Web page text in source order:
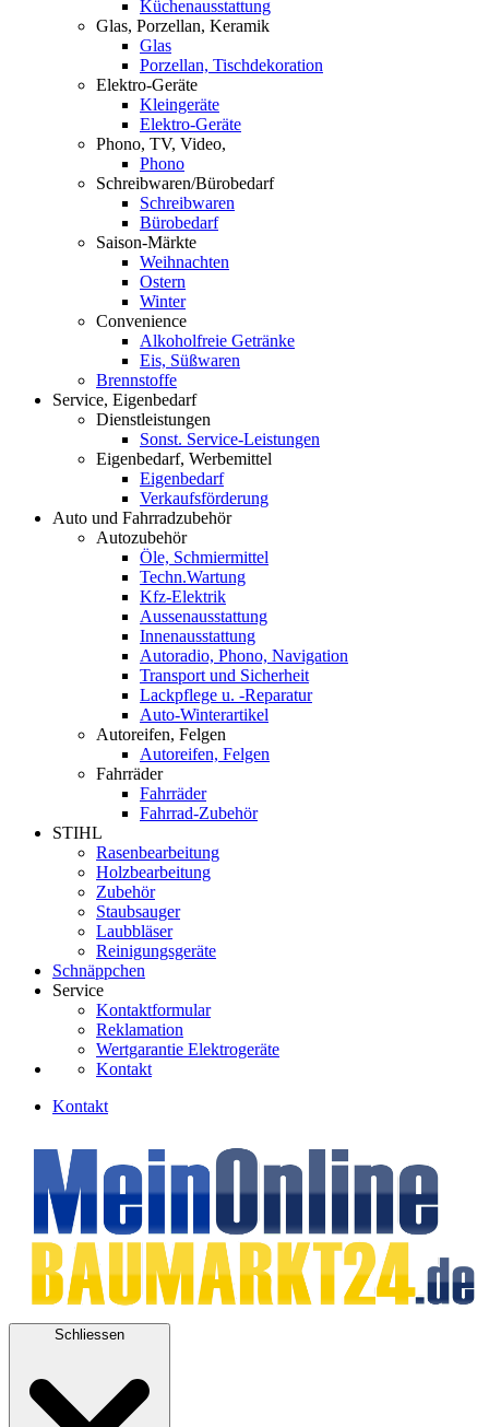
Küchenausstattung
Glas, Porzellan, Keramik
Glas
Porzellan, Tischdekoration
Elektro-Geräte
Kleingeräte
Elektro-Geräte
Phono, TV, Video,
Phono
Schreibwaren/Bürobedarf
Schreibwaren
Bürobedarf
Saison-Märkte
Weihnachten
Ostern
Winter
Convenience
Alkoholfreie Getränke
Eis, Süßwaren
Brennstoffe
Service, Eigenbedarf
Dienstleistungen
Sonst. Service-Leistungen
Eigenbedarf, Werbemittel
Eigenbedarf
Verkaufsförderung
Auto und Fahrradzubehör
Autozubehör
Öle, Schmiermittel
Techn.Wartung
Kfz-Elektrik
Aussenausstattung
Innenausstattung
Autoradio, Phono, Navigation
Transport und Sicherheit
Lackpflege u. -Reparatur
Auto-Winterartikel
Autoreifen, Felgen
Autoreifen, Felgen
Fahrräder
Fahrräder
Fahrrad-Zubehör
STIHL
Rasenbearbeitung
Holzbearbeitung
Zubehör
Staubsauger
Laubbläser
Reinigungsgeräte
Schnäppchen
Service
Kontaktformular
Reklamation
Wertgarantie Elektrogeräte
Kontakt
Kontakt
Schliessen